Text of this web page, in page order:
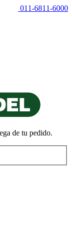
011-6811-6000
de tu pedido.